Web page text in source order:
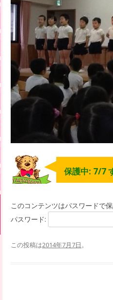
保護中: 7/7
このコンテンツはパスワードで
パスワード:
この投稿は2014年7月7日。